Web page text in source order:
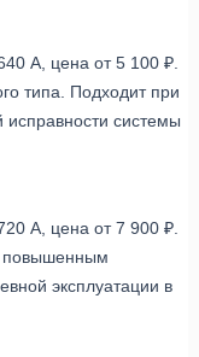
А, цена от 5 100 ₽.
типа. Подходит при
системы
А, цена от 7 900 ₽.
повышенным
эксплуатации в